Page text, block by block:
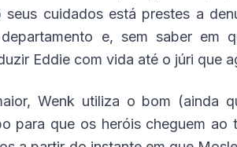
cuidados está prestes a
e, sem saber em
Eddie com vida até o júri que
Wenk utiliza o bom (ainda
para que os heróis cheguem ao